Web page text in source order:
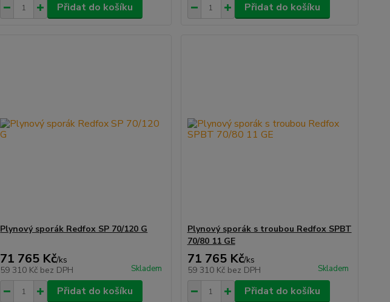
Přidat do košíku Přidat do košíku
Plynový sporák Redfox SP 70/120 G
71 765 Kč/ks
59 310 Kč bez DPH Skladem
Přidat do košíku
Plynový sporák s troubou Redfox SPBT
70/80 11 GE
71 765 Kč/ks
59 310 Kč bez DPH Skladem
Přidat do košíku